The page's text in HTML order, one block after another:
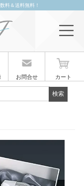
料＆送料無料！
お問合せ カート